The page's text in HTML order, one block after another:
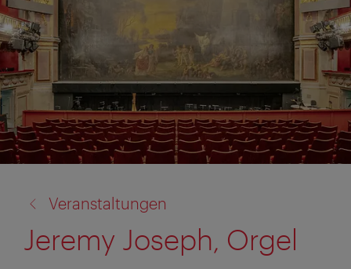
zu:
Veranstaltungen
Jeremy Joseph, Orgel